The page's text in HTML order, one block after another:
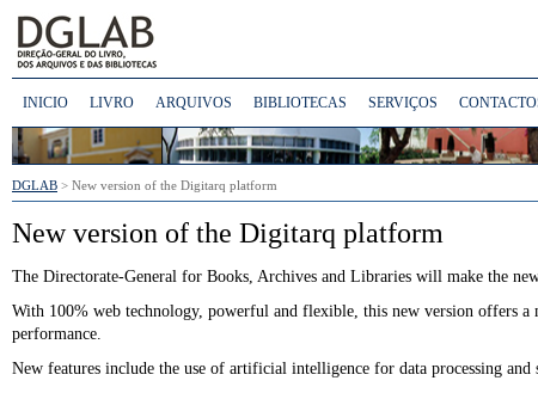
INICIO LIVRO ARQUIVOS BIBLIOTECAS SERVIÇOS
DGLAB > New version of the Digitarq platform
New version of the Digitarq platform
The Directorate-General for Books, Archives and Libraries will make the
With 100% web technology, powerful and flexible, this new version offers
performance.
New features include the use of artificial intelligence for data processing and